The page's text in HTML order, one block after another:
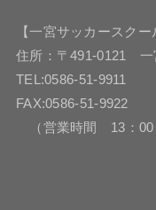
【一宮サッカースクー
住所：〒491-0121 一
TEL:0586-51-9911
FAX:0586-51-9922
（営業時間 13：00